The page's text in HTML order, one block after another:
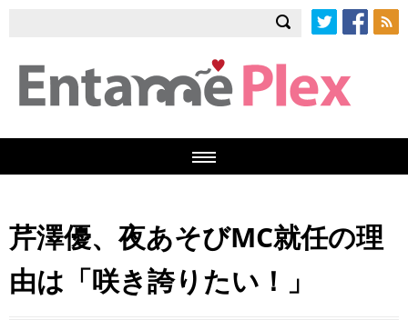
芹澤優、夜あそびMC就任の理
由は「咲き誇りたい！」